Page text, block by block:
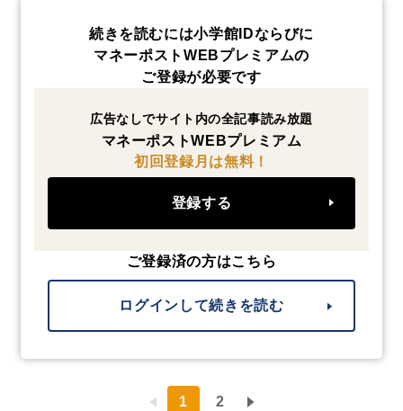
続きを読むには小学館IDならびに
マネーポストWEBプレミアムの
ご登録が必要です
広告なしでサイト内の全記事読み放題
マネーポストWEBプレミアム
初回登録月は無料！
登録する
ご登録済の方はこちら
ログインして続きを読む
1 2